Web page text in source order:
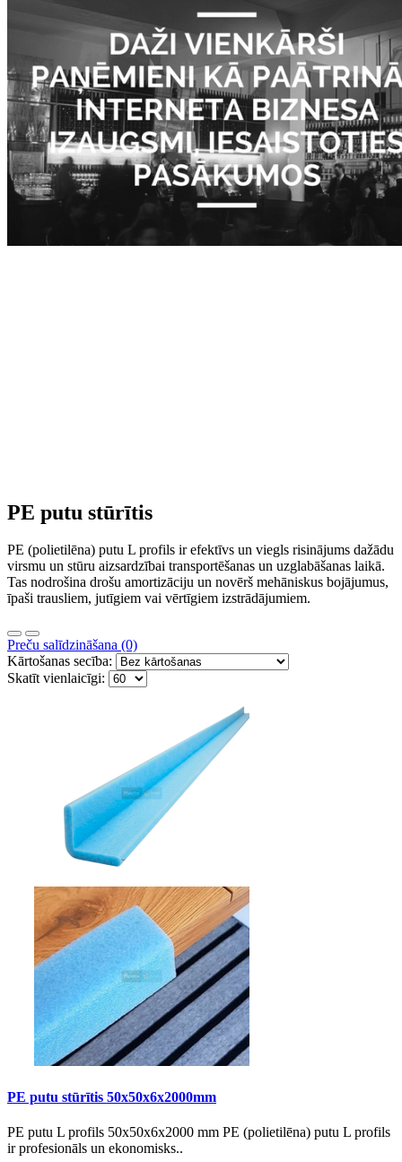
PE putu stūrītis
PE (polietilēna) putu L profils ir efektīvs un viegls risinājums dažādu
virsmu un stūru aizsardzībai transportēšanas un uzglabāšanas laikā.
Tas nodrošina drošu amortizāciju un novērš mehāniskus bojājumus,
īpaši trausliem, jutīgiem vai vērtīgiem izstrādājumiem.
Preču salīdzināšana (0)
Kārtošanas secība:
Skatīt vienlaicīgi:
PE putu stūrītis 50x50x6x2000mm
PE putu L profils 50x50x6x2000 mm PE (polietilēna) putu L profils
ir profesionāls un ekonomisks..